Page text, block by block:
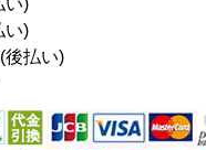
い)
い)
後払い)